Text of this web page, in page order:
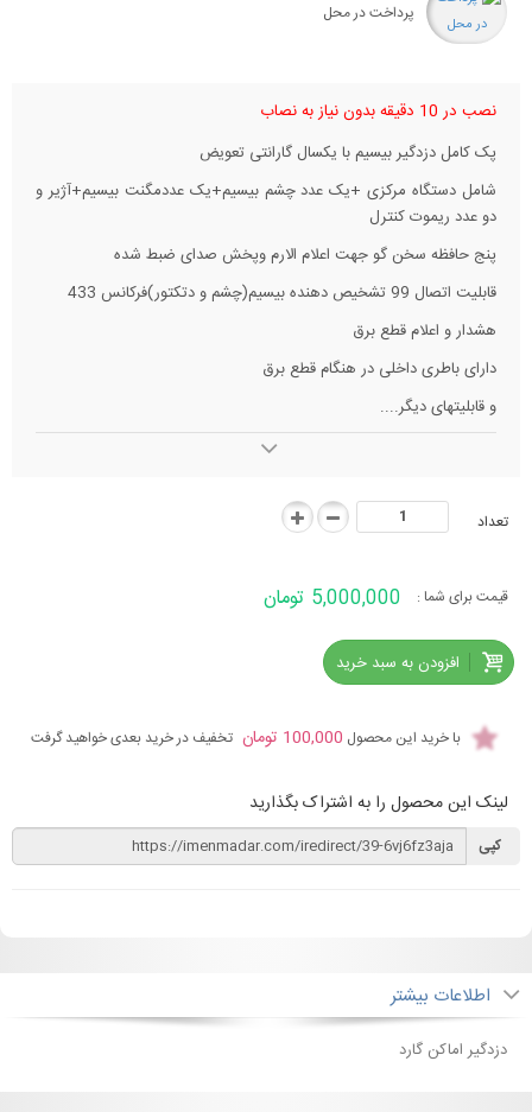
پرداخت در محل
نصب در 10 دقیقه بدون نیاز به نصاب
پک کامل دزدگیر بیسیم با یکسال گارانتی تعویض
شامل دستگاه مرکزی +یک عدد چشم بیسیم+یک عددمگنت بیسیم+آژیر و
دو عدد ریموت کنترل
پنج حافظه سخن گو جهت اعلام الارم وپخش صدای ضبط شده
قابلیت اتصال 99 تشخیص دهنده بیسیم(چشم و دتکتور)فرکانس 433
هشدار و اعلام قطع برق
دارای باطری داخلی در هنگام قطع برق
و قابلیتهای دیگر....
تعداد
قیمت برای شما : 5,000,000 تومان
افزودن به سبد خرید
با خرید این محصول 100,000 تومان تخفیف در خرید بعدی خواهید گرفت
لینک این محصول را به اشتراک بگذارید
کپی
اطلاعات بیشتر
دزدگیر اماکن گارد